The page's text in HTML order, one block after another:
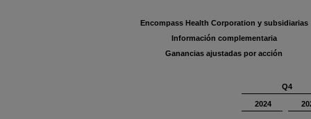
Encompass Health Corporation y subsidiarias
Información complementaria
Ganancias ajustadas por acción
Q4
2024